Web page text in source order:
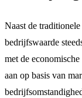
Naast de
bedrijfswaarde
met de
aan op basis van